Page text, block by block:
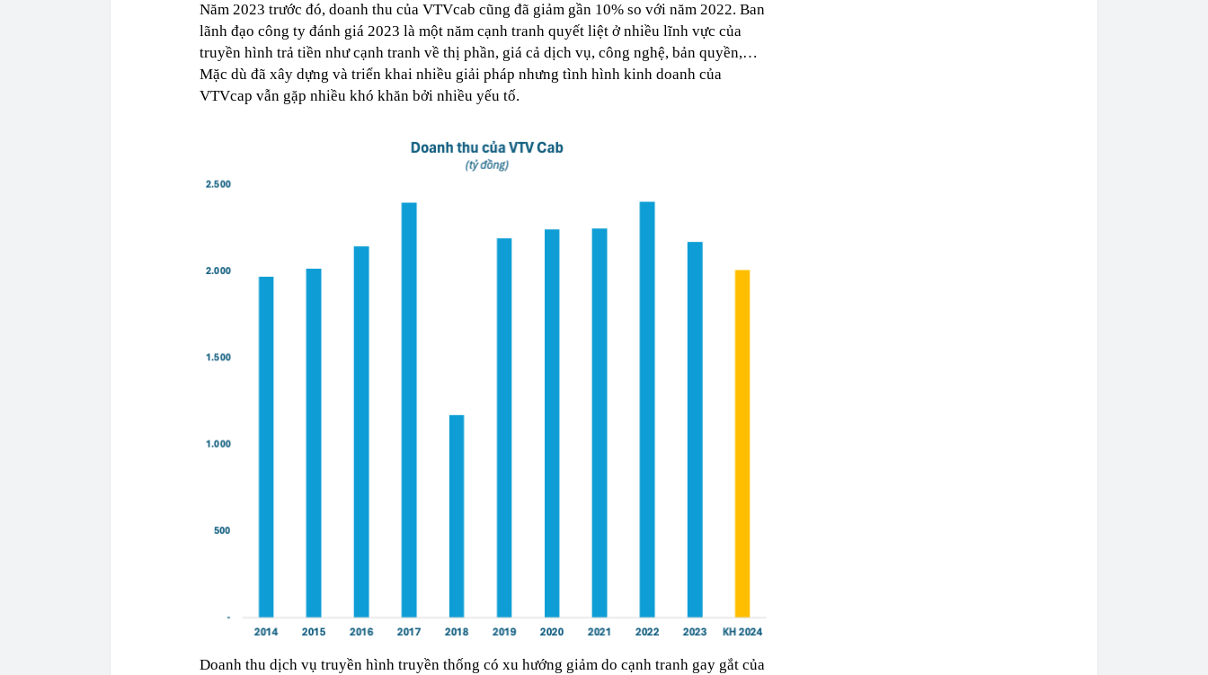
Năm 2023 trước đó, doanh thu của VTVcab cũng đã giảm gần 10% so với năm 2022. Ban
lãnh đạo công ty đánh giá 2023 là một năm cạnh tranh quyết liệt ở nhiều lĩnh vực của
truyền hình trả tiền như cạnh tranh về thị phần, giá cả dịch vụ, công nghệ, bản quyền,…
Mặc dù đã xây dựng và triển khai nhiều giải pháp nhưng tình hình kinh doanh của
VTVcap vẫn gặp nhiều khó khăn bởi nhiều yếu tố.
Doanh thu dịch vụ truyền hình truyền thống có xu hướng giảm do cạnh tranh gay gắt của